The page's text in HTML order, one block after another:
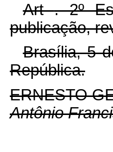
Art. 2º
publicação,
Brasília, 5
República.
ERNESTO
Antônio